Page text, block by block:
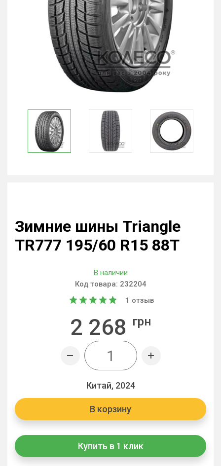
Зимние шины Triangle
TR777 195/60 R15 88T
В наличии
Код товара: 232204
1 отзыв
2 268 грн
Китай, 2024
В корзину
Купить в 1 клик